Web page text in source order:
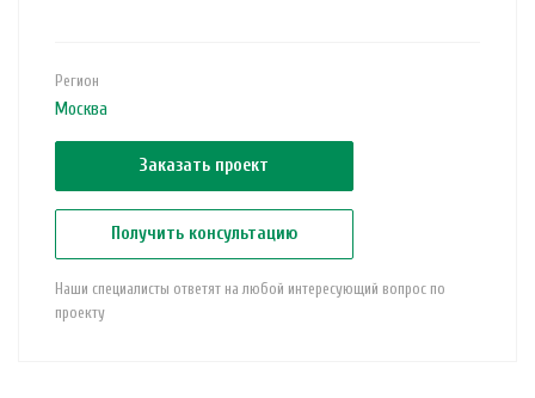
Регион
Москва
Заказать проект
Получить консультацию
Наши специалисты ответят на любой интересующий вопрос по
проекту